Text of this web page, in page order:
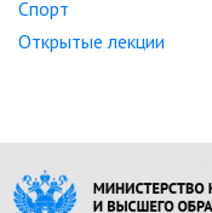
Спорт
Открытые лекции